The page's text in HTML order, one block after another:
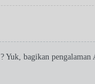
? Yuk, bagikan